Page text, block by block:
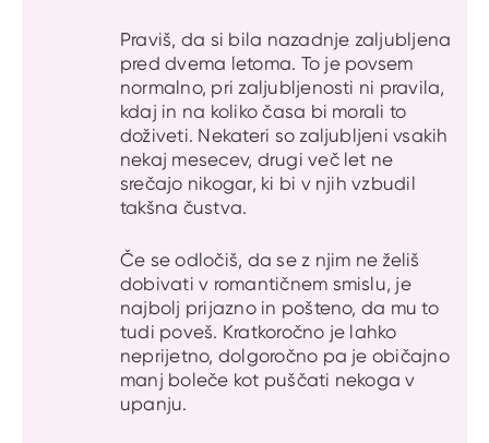
Praviš, da si bila nazadnje zaljubljena
pred dvema letoma. To je povsem
normalno, pri zaljubljenosti ni pravila,
kdaj in na koliko časa bi morali to
doživeti. Nekateri so zaljubljeni vsakih
nekaj mesecev, drugi več let ne
srečajo nikogar, ki bi v njih vzbudil
takšna čustva.
Če se odločiš, da se z njim ne želiš
dobivati v romantičnem smislu, je
najbolj prijazno in pošteno, da mu to
tudi poveš. Kratkoročno je lahko
neprijetno, dolgoročno pa je običajno
manj boleče kot puščati nekoga v
upanju.